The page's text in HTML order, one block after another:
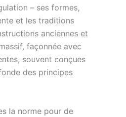
– ses formes,
et les traditions
anciennes et
façonnée avec
souvent conçues
des principes
la norme pour de